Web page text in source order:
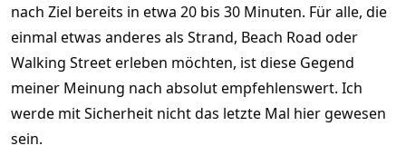
nach Ziel bereits in etwa 20 bis 30 Minuten. Für alle, die
einmal etwas anderes als Strand, Beach Road oder
Walking Street erleben möchten, ist diese Gegend
meiner Meinung nach absolut empfehlenswert. Ich
werde mit Sicherheit nicht das letzte Mal hier gewesen
sein.